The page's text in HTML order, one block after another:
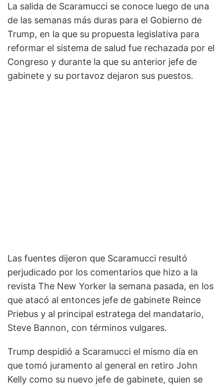
La salida de Scaramucci se conoce luego de una
de las semanas más duras para el Gobierno de
Trump, en la que su propuesta legislativa para
reformar el sistema de salud fue rechazada por el
Congreso y durante la que su anterior jefe de
gabinete y su portavoz dejaron sus puestos.
Las fuentes dijeron que Scaramucci resultó
perjudicado por los comentarios que hizo a la
revista The New Yorker la semana pasada, en los
que atacó al entonces jefe de gabinete Reince
Priebus y al principal estratega del mandatario,
Steve Bannon, con términos vulgares.
Trump despidió a Scaramucci el mismo día en
que tomó juramento al general en retiro John
Kelly como su nuevo jefe de gabinete, quien se